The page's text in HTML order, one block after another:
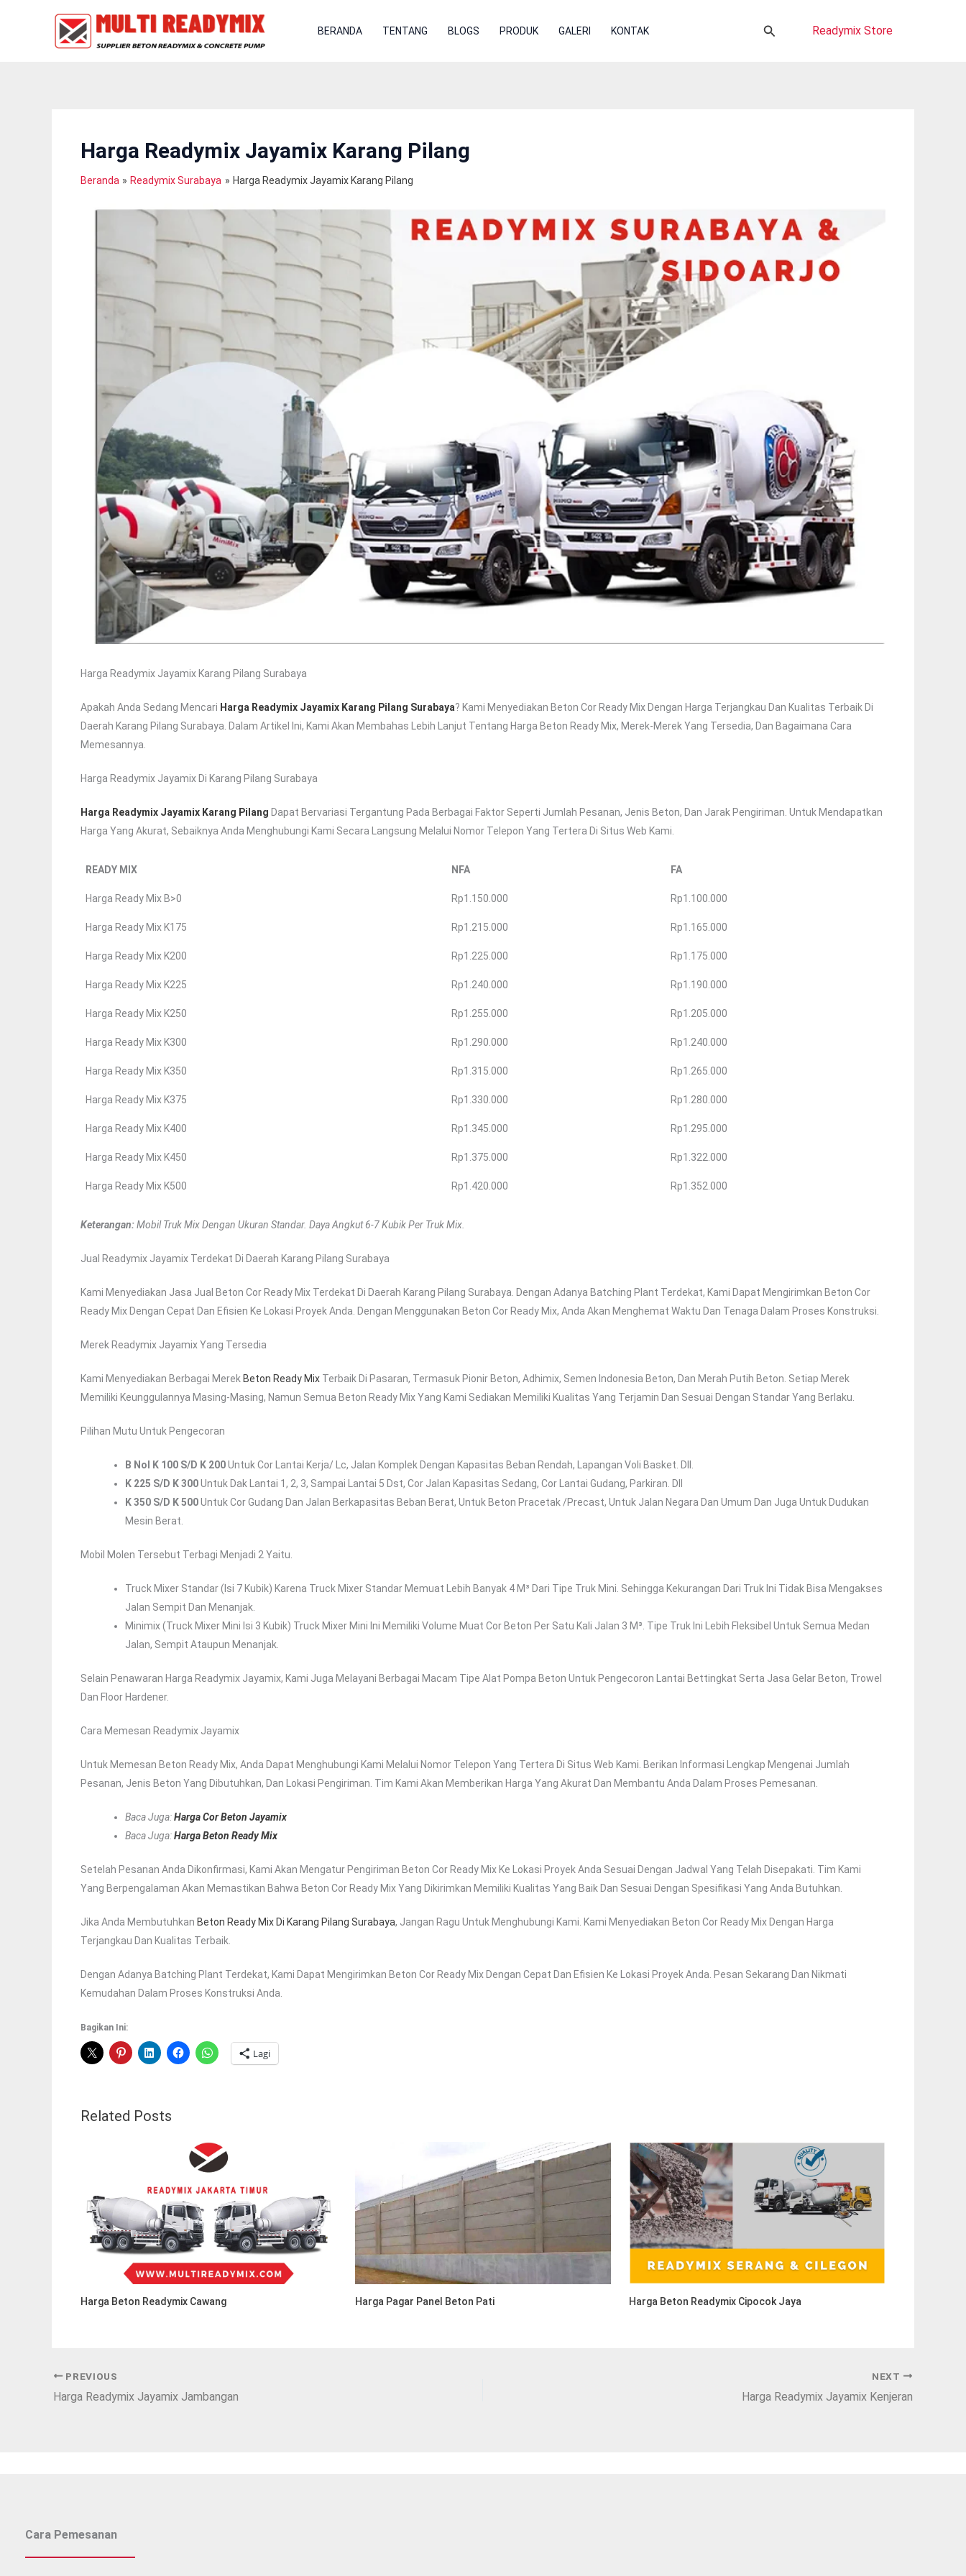
BERANDA TENTANG BLOGS PRODUK GALERI KONTAK Cari Readymix Store
Harga Readymix Jayamix Karang Pilang
Beranda Readymix Surabaya Harga Readymix Jayamix Karang Pilang
Harga Readymix Jayamix Karang Pilang Surabaya
Apakah Anda Sedang Mencari Harga Readymix Jayamix Karang Pilang Surabaya? Kami Menyediakan Beton Cor Ready Mix Dengan Harga Terjangkau Dan Kualitas Terbaik Di
Daerah Karang Pilang Surabaya. Dalam Artikel Ini, Kami Akan Membahas Lebih Lanjut Tentang Harga Beton Ready Mix, Merek-Merek Yang Tersedia, Dan Bagaimana Cara
Memesannya.
Harga Readymix Jayamix Di Karang Pilang Surabaya
Harga Readymix Jayamix Karang Pilang Dapat Bervariasi Tergantung Pada Berbagai Faktor Seperti Jumlah Pesanan, Jenis Beton, Dan Jarak Pengiriman. Untuk Mendapatkan
Harga Yang Akurat, Sebaiknya Anda Menghubungi Kami Secara Langsung Melalui Nomor Telepon Yang Tertera Di Situs Web Kami.
READY MIX NFA FA
Harga Ready Mix B>0 Rp1.150.000 Rp1.100.000
Harga Ready Mix K175 Rp1.215.000 Rp1.165.000
Harga Ready Mix K200 Rp1.225.000 Rp1.175.000
Harga Ready Mix K225 Rp1.240.000 Rp1.190.000
Harga Ready Mix K250 Rp1.255.000 Rp1.205.000
Harga Ready Mix K300 Rp1.290.000 Rp1.240.000
Harga Ready Mix K350 Rp1.315.000 Rp1.265.000
Harga Ready Mix K375 Rp1.330.000 Rp1.280.000
Harga Ready Mix K400 Rp1.345.000 Rp1.295.000
Harga Ready Mix K450 Rp1.375.000 Rp1.322.000
Harga Ready Mix K500 Rp1.420.000 Rp1.352.000
Keterangan:Mobil Truk Mix Dengan Ukuran Standar. Daya Angkut 6-7 Kubik Per Truk Mix.
Jual Readymix Jayamix Terdekat Di Daerah Karang Pilang Surabaya
Kami Menyediakan Jasa Jual Beton Cor Ready Mix Terdekat Di Daerah Karang Pilang Surabaya. Dengan Adanya Batching Plant Terdekat, Kami Dapat Mengirimkan Beton Cor
Ready Mix Dengan Cepat Dan Efisien Ke Lokasi Proyek Anda. Dengan Menggunakan Beton Cor Ready Mix, Anda Akan Menghemat Waktu Dan Tenaga Dalam Proses Konstruksi.
Merek Readymix Jayamix Yang Tersedia
Kami Menyediakan Berbagai Merek Beton Ready Mix Terbaik Di Pasaran, Termasuk Pionir Beton, Adhimix, Semen Indonesia Beton, Dan Merah Putih Beton. Setiap Merek
Memiliki Keunggulannya Masing-Masing, Namun Semua Beton Ready Mix Yang Kami Sediakan Memiliki Kualitas Yang Terjamin Dan Sesuai Dengan Standar Yang Berlaku.
Pilihan Mutu Untuk Pengecoran
B Nol K 100 S/d K 200Untuk Cor Lantai Kerja/ Lc, Jalan Komplek Dengan Kapasitas Beban Rendah, Lapangan Voli Basket. Dll.
K 225 S/d K 300Untuk Dak Lantai 1, 2, 3, Sampai Lantai 5 Dst, Cor Jalan Kapasitas Sedang, Cor Lantai Gudang, Parkiran. Dll
K 350 S/d K 500Untuk Cor Gudang Dan Jalan Berkapasitas Beban Berat, Untuk Beton Pracetak /precast, Untuk Jalan Negara Dan Umum Dan Juga Untuk Dudukan
Mesin Berat.
Mobil Molen Tersebut Terbagi Menjadi 2 Yaitu.
Truck Mixer Standar (isi 7 Kubik) Karena Truck Mixer Standar Memuat Lebih Banyak 4 M³ Dari Tipe Truk Mini. Sehingga Kekurangan Dari Truk Ini Tidak Bisa Mengakses
Jalan Sempit Dan Menanjak.
Minimix (truck Mixer Mini Isi 3 Kubik) Truck Mixer Mini Ini Memiliki Volume Muat Cor Beton Per Satu Kali Jalan 3 M³. Tipe Truk Ini Lebih Fleksibel Untuk Semua Medan
Jalan, Sempit Ataupun Menanjak.
Selain Penawaran Harga Readymix Jayamix, Kami Juga Melayani Berbagai Macam Tipe Alat Pompa Beton Untuk Pengecoron Lantai Bettingkat Serta Jasa Gelar Beton, Trowel
Dan Floor Hardener.
Cara Memesan Readymix Jayamix
Untuk Memesan Beton Ready Mix, Anda Dapat Menghubungi Kami Melalui Nomor Telepon Yang Tertera Di Situs Web Kami. Berikan Informasi Lengkap Mengenai Jumlah
Pesanan, Jenis Beton Yang Dibutuhkan, Dan Lokasi Pengiriman. Tim Kami Akan Memberikan Harga Yang Akurat Dan Membantu Anda Dalam Proses Pemesanan.
Baca Juga:Harga Cor Beton Jayamix
Baca Juga:Harga Beton Ready Mix
Setelah Pesanan Anda Dikonfirmasi, Kami Akan Mengatur Pengiriman Beton Cor Ready Mix Ke Lokasi Proyek Anda Sesuai Dengan Jadwal Yang Telah Disepakati. Tim Kami
Yang Berpengalaman Akan Memastikan Bahwa Beton Cor Ready Mix Yang Dikirimkan Memiliki Kualitas Yang Baik Dan Sesuai Dengan Spesifikasi Yang Anda Butuhkan.
Jika Anda Membutuhkan Beton Ready Mix Di Karang Pilang Surabaya, Jangan Ragu Untuk Menghubungi Kami. Kami Menyediakan Beton Cor Ready Mix Dengan Harga
Terjangkau Dan Kualitas Terbaik.
Dengan Adanya Batching Plant Terdekat, Kami Dapat Mengirimkan Beton Cor Ready Mix Dengan Cepat Dan Efisien Ke Lokasi Proyek Anda. Pesan Sekarang Dan Nikmati
Kemudahan Dalam Proses Konstruksi Anda.
Bagikan Ini:
Lagi
Related Posts
Harga Beton Readymix Cawang Harga Pagar Panel Beton Pati Harga Beton Readymix Cipocok Jaya
PREVIOUS
Harga Readymix Jayamix Jambangan
NEXT
Harga Readymix Jayamix Kenjeran
Cara Pemesanan